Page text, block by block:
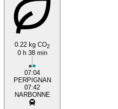
0.22 kg CO2
0 h 38 min
07:04
PERPIGNAN
07:42
NARBONNE